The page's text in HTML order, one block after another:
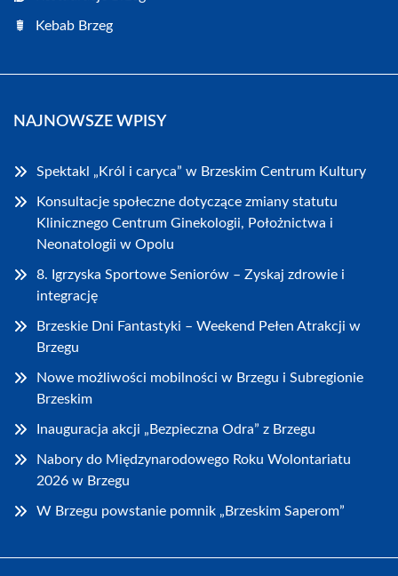
Kebab Brzeg
NAJNOWSZE WPISY
Spektakl „Król i caryca” w Brzeskim Centrum Kultury
Konsultacje społeczne dotyczące zmiany statutu
Klinicznego Centrum Ginekologii, Położnictwa i
Neonatologii w Opolu
8. Igrzyska Sportowe Seniorów – Zyskaj zdrowie i
integrację
Brzeskie Dni Fantastyki – Weekend Pełen Atrakcji w
Brzegu
Nowe możliwości mobilności w Brzegu i Subregionie
Brzeskim
Inauguracja akcji „Bezpieczna Odra” z Brzegu
Nabory do Międzynarodowego Roku Wolontariatu
2026 w Brzegu
W Brzegu powstanie pomnik „Brzeskim Saperom”